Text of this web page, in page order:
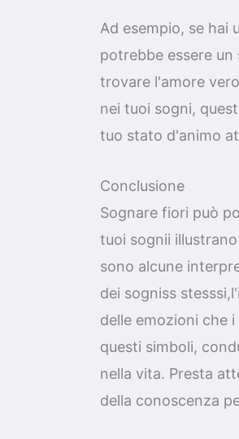
Ad esempio, se hai
potrebbe essere
trovare l'amore
nei tuoi sogni,
tuo stato d'animo
Conclusione
Sognare fiori può
tuoi sognii
sono alcune
dei sogniss
delle emozioni che
questi simboli,
nella vita. Presta
della conoscenza